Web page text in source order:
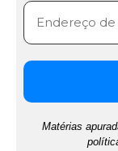
Matérias